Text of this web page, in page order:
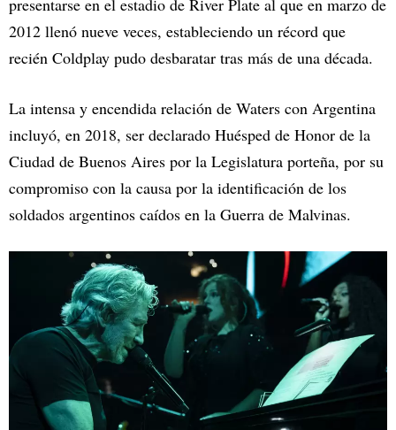
presentarse en el estadio de River Plate al que en marzo de
2012 llenó nueve veces, estableciendo un récord que
recién Coldplay pudo desbaratar tras más de una década.
La intensa y encendida relación de Waters con Argentina
incluyó, en 2018, ser declarado Huésped de Honor de la
Ciudad de Buenos Aires por la Legislatura porteña, por su
compromiso con la causa por la identificación de los
soldados argentinos caídos en la Guerra de Malvinas.